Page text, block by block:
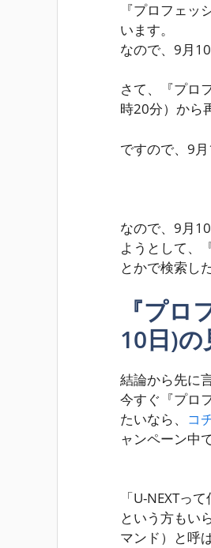
『プロフェ
います。
なので、 9月
さて、『プロ
時20分） から
ですので、9
なので、9月
ようとして
とかで検索し
『プ
10日)の
結論から先に
今すぐ『プロ
たいなら、 コ
ャンペーン中
「U-NEXTって
という方もい
マンド）と呼